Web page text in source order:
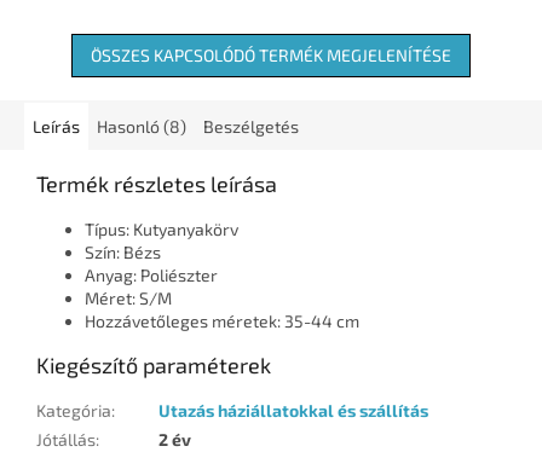
ÖSSZES KAPCSOLÓDÓ TERMÉK MEGJELENÍTÉSE
Leírás Hasonló (8) Beszélgetés
Termék részletes leírása
Típus: Kutyanyakörv
Szín: Bézs
Anyag: Poliészter
Méret: S/M
Hozzávetőleges méretek: 35-44 cm
Kiegészítő paraméterek
Kategória:
Utazás háziállatokkal és szállítás
Jótállás:
2 év